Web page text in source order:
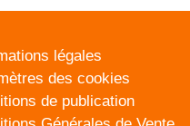
légales
des cookies
de publication